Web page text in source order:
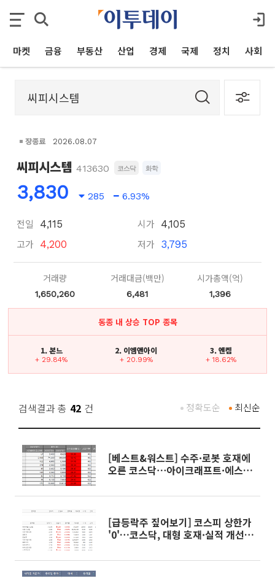
마켓 금융 부동산 산업 경제 국제 정치 사회
장종료 2026.08.07
씨피시스템 413630 코스닥 화학
3,830 285 6.93%
전일 4,115
고가 4,200
시가 4,105
저가 3,795
거래량
1,650,260
거래대금(백만)
6,481
시가총액(억)
1,396
동종 내 상승 TOP 종목
1. 본느
+ 29.84%
2. 이엠앤아이
+ 20.99%
3. 엔켐
+ 18.62%
검색결과 총 42 건 최신순
정확도순
[베스트&워스트] 수주·로봇 호재에
오른 코스닥⋯아이크래프트·에스
[급등락주 짚어보기] 코스피 상한가
'0'…코스닥, 대형 호재·실적 개선